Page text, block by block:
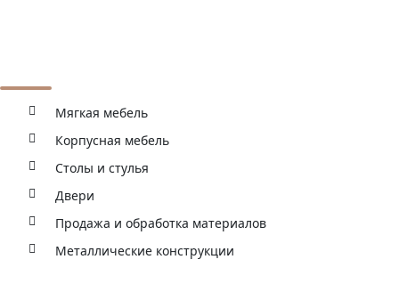
Мягкая мебель
Корпусная мебель
Столы и стулья
Двери
Продажа и обработка материалов
Металлические конструкции